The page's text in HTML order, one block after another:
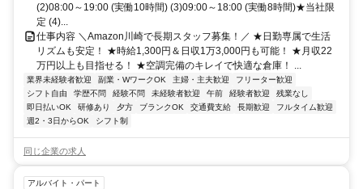
(2)08:00～19:00 (実働10時間) (3)09:00～18:00 (実働8時間)★当社限
定 (4)...
仕事内容 ＼Amazon川崎で長期スタッフ募集！／ ★日勤専属で生活
リズムも安定！ ★時給1,300円＆日収1万3,000円も可能！ ★月収22
万円以上も目指せる！ ★空調完備のキレイで快適な倉庫！ ...
業界未経験者歓迎 副業・WワークOK 主婦・主夫歓迎
フリーター歓迎
シフト自由
学歴不問 経験不問 未経験者歓迎 午前 経験者歓迎
残業なし
即日払いOK
研修あり 夕方 ブランクOK 交通費支給 長期歓迎
フルタイム歓迎
週2・3日からOK
シフト制
同じ企業の求人
アルバイト・パート